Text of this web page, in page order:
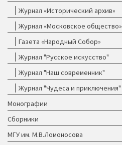
Журнал «Исторический архив»
Журнал «Московское общество»
Газета «Народный Собор»
Журнал "Русское искусство"
Журнал "Наш современник"
Журнал "Чудеса и приключения"
Монографии
Сборники
МГУ им. М.В.Ломоносова